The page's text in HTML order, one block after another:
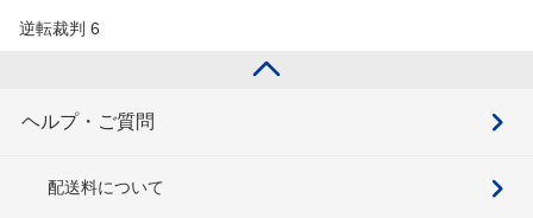
逆転裁判 6
ヘルプ・ご質問
配送料について